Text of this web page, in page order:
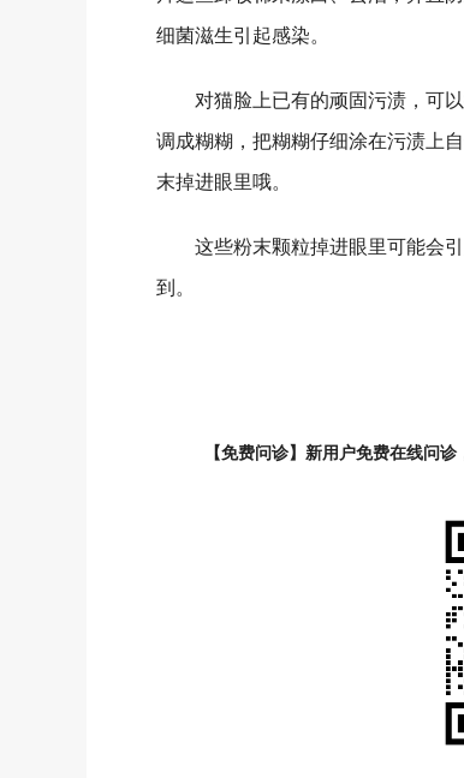
细菌滋生引起感染。
对猫脸上已有的顽固污渍，可以
调成糊糊，把糊糊仔细涂在污渍上
末掉进眼里哦。
这些粉末颗粒掉进眼里可能会引
到。
【免费问诊】新用户免费在线问